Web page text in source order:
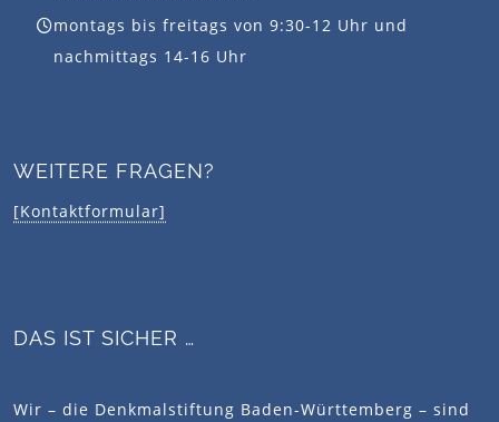
montags bis freitags von 9:30-12 Uhr und
nachmittags 14-16 Uhr
WEITERE FRAGEN?
[Kontaktformular]
DAS IST SICHER …
Wir – die Denkmalstiftung Baden-Württemberg – sind